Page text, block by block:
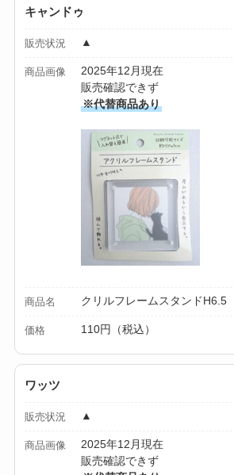
キャンドゥ
販売状況 ▲
商品画像
2025年12月現在
販売確認できず
※代替商品あり
商品名 クリルフレームスタンドH6.5
価格 110円（税込）
ワッツ
販売状況 ▲
商品画像
2025年12月現在
販売確認できず